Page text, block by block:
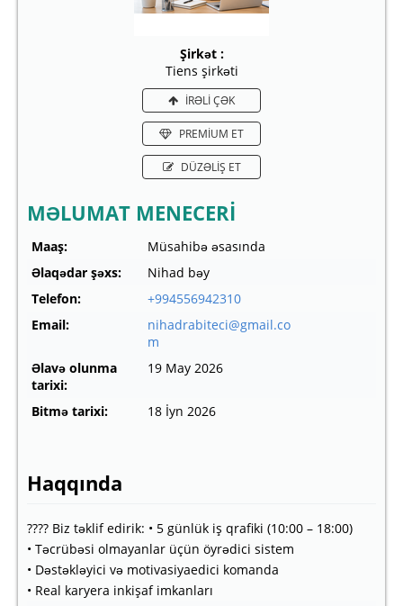
Şirkət :
Tiens şirkəti
İRƏLİ ÇƏK
PREMİUM ET
DÜZƏLİŞ ET
MƏLUMAT MENECERİ
Maaş:
Müsahibə əsasında
Əlaqədar şəxs:
Nihad bəy
Telefon:
+994556942310
Email:
nihadrabiteci@gmail.co
m
Əlavə olunma
tarixi:
19 May 2026
Bitmə tarixi: 18 İyn 2026
Haqqında
???? Biz təklif edirik: • 5 günlük iş qrafiki (10:00 – 18:00)
• Təcrübəsi olmayanlar üçün öyrədici sistem
• Dəstəkləyici və motivasiyaedici komanda
• Real karyera inkişaf imkanları